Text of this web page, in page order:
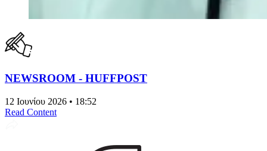
NEWSROOM - HUFFPOST
12 Ιουνίου 2026 • 18:52
Read Content